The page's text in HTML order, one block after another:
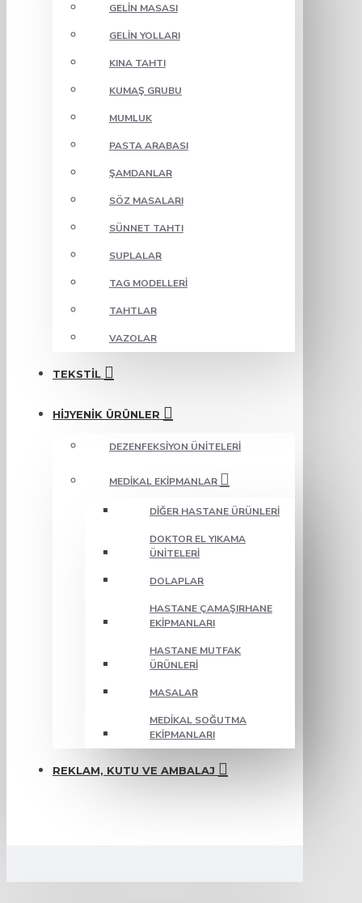
GELIN MASASI
GELIN YOLLARI
KINA TAHTI
KUMAŞ GRUBU
MUMLUK
PASTA ARABASI
ŞAMDANLAR
SÖZ MASALARI
SÜNNET TAHTI
SUPLALAR
TAG MODELLERI
TAHTLAR
VAZOLAR
TEKSTIL
HIJYENIK ÜRÜNLER
DEZENFEKSIYON ÜNITELERI
MEDIKAL EKIPMANLAR
DIĞER HASTANE ÜRÜNLERI
DOKTOR EL YIKAMA
ÜNITELERI
DOLAPLAR
HASTANE ÇAMAŞIRHANE
EKIPMANLARI
HASTANE MUTFAK
ÜRÜNLERI
MASALAR
MEDIKAL SOĞUTMA
EKIPMANLARI
REKLAM, KUTU VE AMBALAJ